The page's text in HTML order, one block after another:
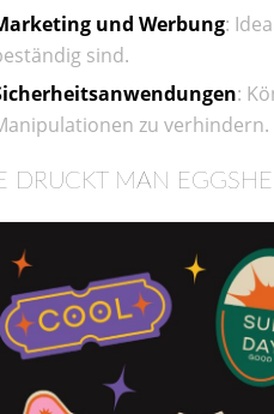
und Werbung:
sind.
:
zu verhindern.
DRUCKT MAN